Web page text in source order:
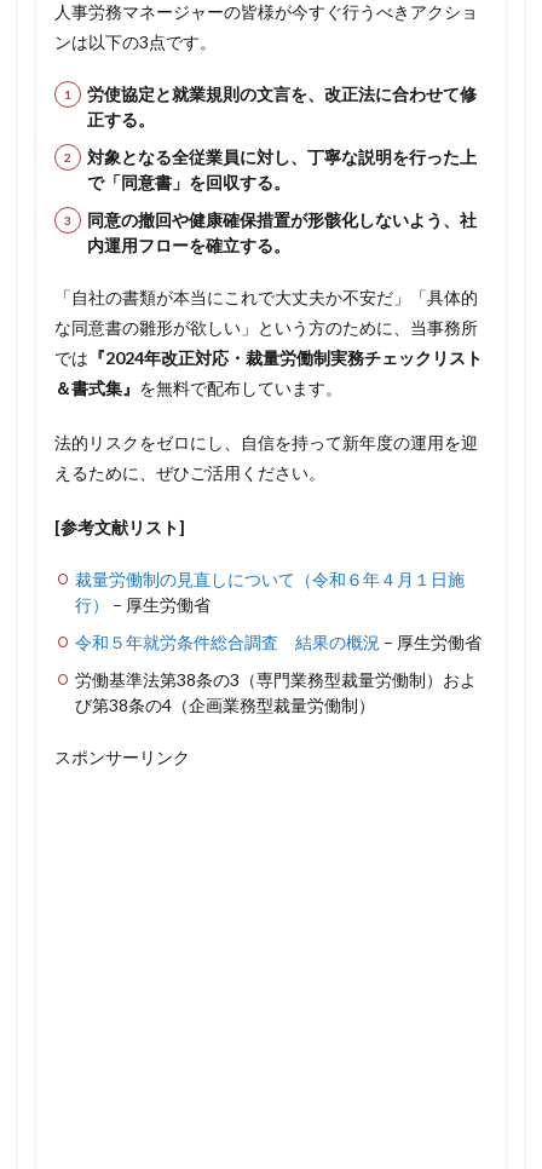
人事労務マネージャーの皆様が今すぐ行うべきアクショ
ンは以下の3点です。
労使協定と就業規則の文言を、改正法に合わせて修
正する。
対象となる全従業員に対し、丁寧な説明を行った上
で「同意書」を回収する。
同意の撤回や健康確保措置が形骸化しないよう、社
内運用フローを確立する。
「自社の書類が本当にこれで大丈夫か不安だ」「具体的
な同意書の雛形が欲しい」という方のために、当事務所
では 『2024年改正対応・裁量労働制実務チェックリスト
＆書式集』 を無料で配布しています。
法的リスクをゼロにし、自信を持って新年度の運用を迎
えるために、ぜひご活用ください。
[参考文献リスト]
裁量労働制の見直しについて（令和６年４月１日施
行）
– 厚生労働省
令和５年就労条件総合調査 結果の概況 – 厚生労働省
労働基準法第38条の3（専門業務型裁量労働制）およ
び第38条の4（企画業務型裁量労働制）
スポンサーリンク